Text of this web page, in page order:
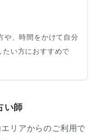
や、時間をかけて自分
い方におすすめで
い師
リアからのご利用で